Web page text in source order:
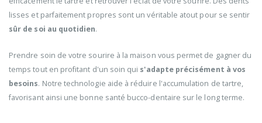
lisses et parfaitement propres sont un véritable atout pour se sentir
sûr de soi au quotidien.
Prendre soin de votre sourire à la maison vous permet de gagner du
temps tout en profitant d'un soin qui s'adapte précisément à vos
besoins. Notre technologie aide à réduire l'accumulation de tartre,
favorisant ainsi une bonne santé bucco-dentaire sur le long terme.